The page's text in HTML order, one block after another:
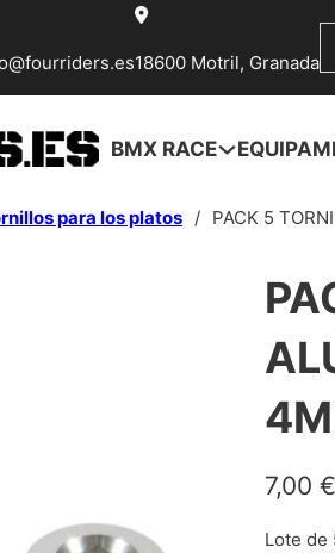
18600 Motril, Granada
BMX RACE
para los platos / PACK 5
7,00 €
Lote de